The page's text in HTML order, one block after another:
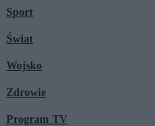
Sport
Świat
Wojsko
Zdrowie
Program TV